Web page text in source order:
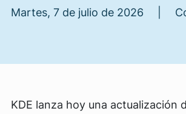
Martes, 7 de julio de 2026 |
KDE lanza hoy una actualización